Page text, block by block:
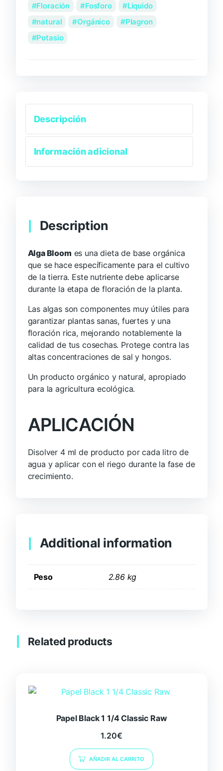
Floración
Fosforo
Liquido
natural
Orgánico
Plagron
Potasio
Descripción
Información adicional
Description
Alga Bloom es una dieta de base orgánica
que se hace específicamente para el cultivo
de la tierra. Este nutriente debe aplicarse
durante la etapa de floración de la planta.
Las algas son componentes muy útiles para
garantizar plantas sanas, fuertes y una
floración rica, mejorando notablemente la
calidad de tus cosechas. Protege contra las
altas concentraciones de sal y hongos.
Un producto orgánico y natural, apropiado
para la agricultura ecológica.
APLICACIÓN
Disolver 4 ml de producto por cada litro de
agua y aplicar con el riego durante la fase de
crecimiento.
Additional information
Peso 2.86 kg
Related products
Papel Black 1 1/4 Classic Raw
1.20€
AÑADIR AL CARRITO